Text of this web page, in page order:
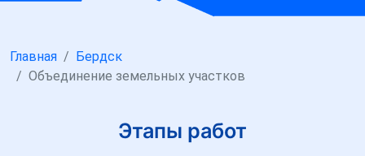
Главная
Бердск
Объединение земельных участков
Этапы работ